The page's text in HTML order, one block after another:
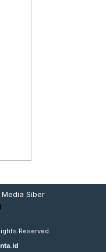
Siber
Reserved.